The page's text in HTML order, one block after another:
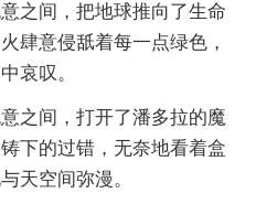
之间，把地球推向了生命
肆意侵舐着每一点绿色，
哀叹。
之间，打开了潘多拉的魔
下的过错，无奈地看着盒
天空间弥漫。